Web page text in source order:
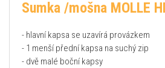
Sumka /mošna MOLLE
- hlavní kapsa se uzavírá provázkem
- 1 menší přední kapsa na suchý zip
- dvě malé boční kapsy